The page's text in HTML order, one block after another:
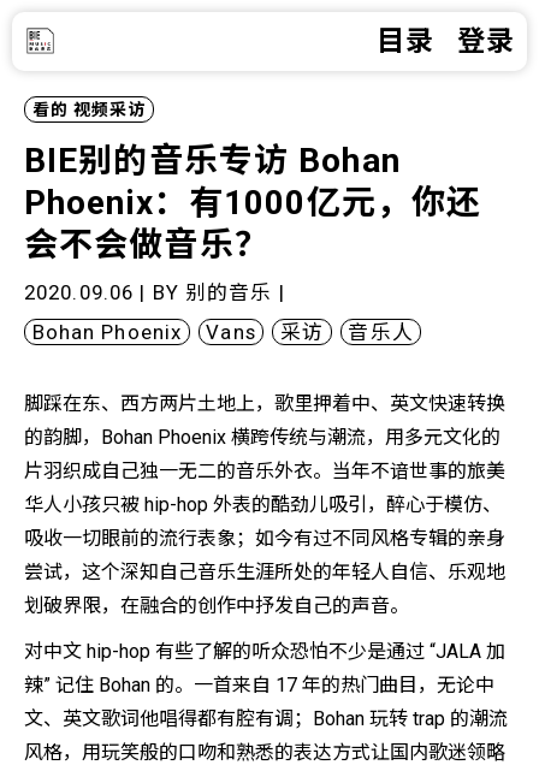
目录 登录
看的 视频采访
BIE别的音乐专访 Bohan
Phoenix：有1000亿元，你还
会不会做音乐？
2020.09.06 | BY 别的音乐 |
Bohan Phoenix
Vans 采访 音乐人
脚踩在东、西方两片土地上，歌里押着中、英文快速转换
的韵脚，Bohan Phoenix 横跨传统与潮流，用多元文化的
片羽织成自己独一无二的音乐外衣。当年不谙世事的旅美
华人小孩只被 hip-hop 外表的酷劲儿吸引，醉心于模仿、
吸收一切眼前的流行表象；如今有过不同风格专辑的亲身
尝试，这个深知自己音乐生涯所处的年轻人自信、乐观地
划破界限，在融合的创作中抒发自己的声音。
对中文 hip-hop 有些了解的听众恐怕不少是通过 “JALA 加
辣” 记住 Bohan 的。一首来自 17 年的热门曲目，无论中
文、英文歌词他唱得都有腔有调；Bohan 玩转 trap 的潮流
风格，用玩笑般的口吻和熟悉的表达方式让国内歌迷领略